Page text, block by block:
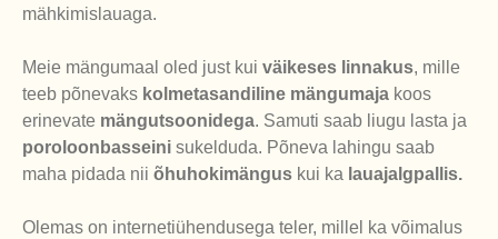
mähkimislauaga.
Meie mängumaal oled just kui väikeses linnakus, mille
teeb põnevaks kolmetasandiline mängumaja koos
erinevate mängutsoonidega. Samuti saab liugu lasta ja
poroloonbasseini sukelduda. Põneva lahingu saab
maha pidada nii õhuhokimängus kui ka lauajalgpallis.
Olemas on internetiühendusega teler, millel ka võimalus